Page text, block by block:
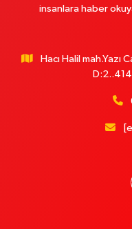
insanlara haber
Hacı Halil mah.Yazı